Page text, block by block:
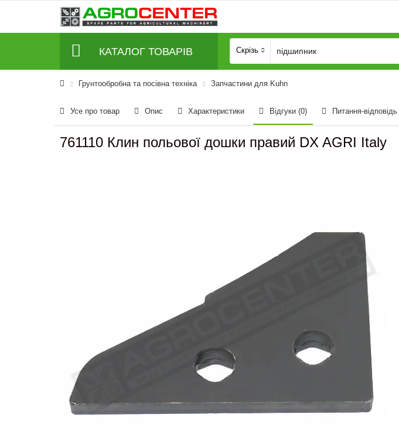
КАТАЛОГ ТОВАРІВ Скрізь
Грунтообробна та посівна техніка Запчастини для Kuhn
Усе про товар Опис Характеристики Відгуки (0) Питання-відповідь
761110 Клин польової дошки правий DX AGRI Italy